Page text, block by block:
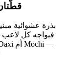
بذرة عشوائية